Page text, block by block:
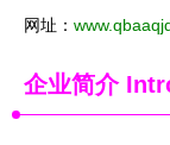
网址：
企业简介